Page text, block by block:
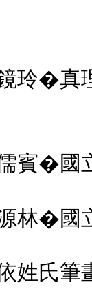
�真理
�國立
�國立
氏筆